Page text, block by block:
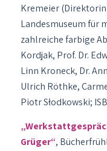
Kremeier
Landesmuseum für
zahlreiche farbige
Kordjak, Prof. Dr.
Linn Kroneck, Dr.
Ulrich Röthke,
Piotr Słodkowski;
Grüger“,